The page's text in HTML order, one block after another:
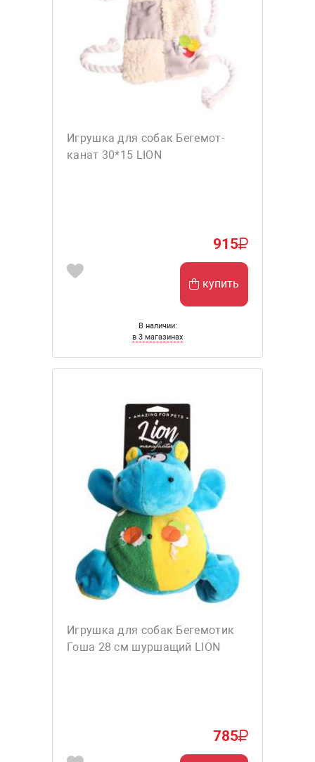
Игрушка для собак Бегемот-
канат 30*15 LION
915
купить
В наличии:
в 3 магазинах
Игрушка для собак Бегемотик
Гоша 28 см шуршащий LION
785